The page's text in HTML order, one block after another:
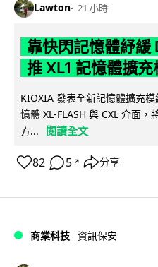
Lawton 21 小時
靠快閃記憶體紓緩
推 XL1 記憶體擴充
KIOXIA 發表全新記憶體擴充
憶體 XL-FLASH 與 CXL 介面
方...
閱讀全文
82 5 ↗ 分享
商業科技 資訊保安